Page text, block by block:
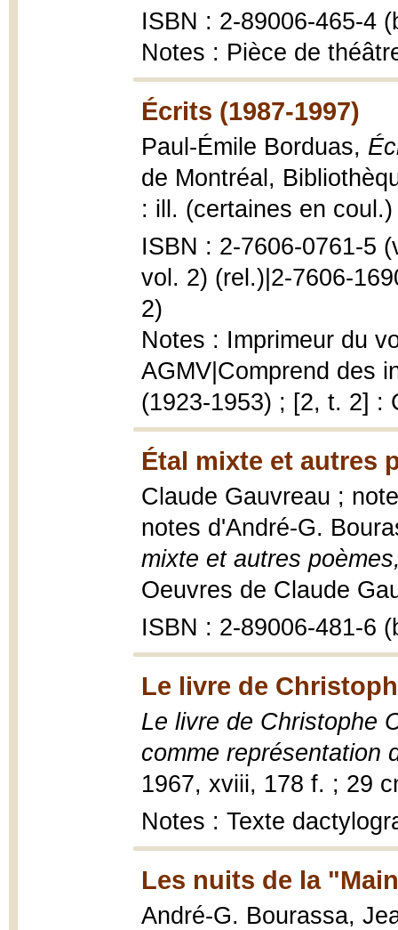
ISBN : 2-89006-465-4
Notes : Pièce de
Écrits (1987-1997)
Paul-Émile Borduas,
de Montréal,
: ill. (certaines en
ISBN : 2-7606-0761-5
vol. 2) (rel.)|2-7606-
2)
Notes : Imprimeur du
AGMV|Comprend des
(1923-1953) ; [2, t. 2] :
Étal mixte et autres
Claude Gauvreau ;
notes d'André-G.
mixte et autres
Oeuvres de Claude
ISBN : 2-89006-481-6
Le livre de
Le livre de Christophe
comme représentation
1967, xviii, 178 f. ; 29
Notes : Texte
Les nuits de la
André-G. Bourassa,